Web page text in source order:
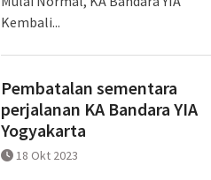
Kembali...
Pembatalan sementara
perjalanan KA Bandara YIA
Yogyakarta
18 Okt 2023